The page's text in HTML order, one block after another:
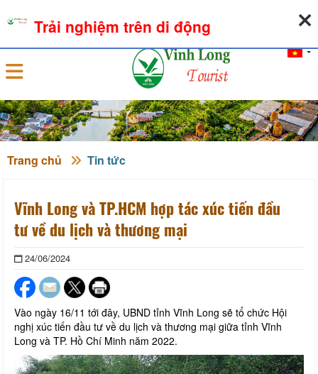
Đăng nhập
Trang chủ Tin tức
Vĩnh Long và TP.HCM hợp tác xúc tiến đầu
tư về du lịch và thương mại
24/06/2024
Vào ngày 16/11 tới đây, UBND tỉnh Vĩnh Long sẽ tổ chức Hội
nghị xúc tiến đầu tư về du lịch và thương mại giữa tỉnh Vĩnh
Long và TP. Hồ Chí Minh năm 2022.
Trải nghiệm trên di động